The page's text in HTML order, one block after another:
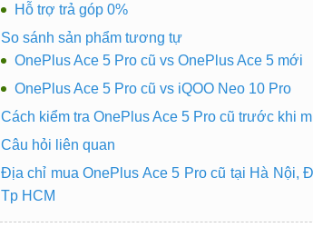
Hỗ trợ trả góp 0%
So sánh sản phẩm tương tự
OnePlus Ace 5 Pro cũ vs OnePlus Ace 5 mới
OnePlus Ace 5 Pro cũ vs iQOO Neo 10 Pro
Cách kiểm tra OnePlus Ace 5 Pro cũ trước khi
Câu hỏi liên quan
Địa chỉ mua OnePlus Ace 5 Pro cũ tại Hà Nội,
Tp HCM